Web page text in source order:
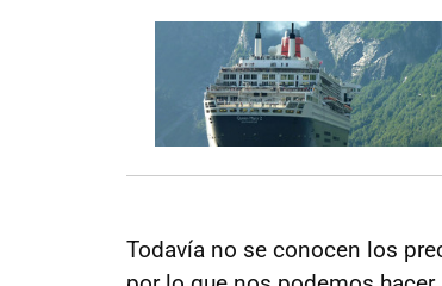
Todavía no se conocen los